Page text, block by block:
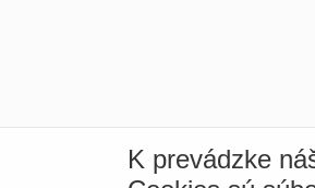
K prevádzke